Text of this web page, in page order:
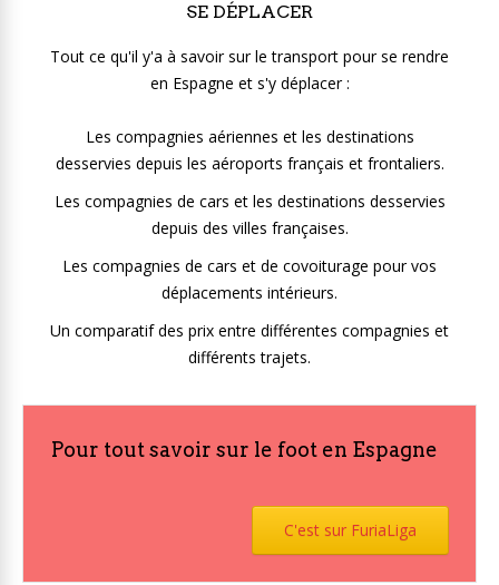
SE DÉPLACER
Tout ce qu'il y'a à savoir sur le transport pour se rendre
en Espagne et s'y déplacer :
Les compagnies aériennes et les destinations
desservies depuis les aéroports français et frontaliers.
Les compagnies de cars et les destinations desservies
depuis des villes françaises.
Les compagnies de cars et de covoiturage pour vos
déplacements intérieurs.
Un comparatif des prix entre différentes compagnies et
différents trajets.
Pour tout savoir sur le foot en Espagne
C'est sur FuriaLiga